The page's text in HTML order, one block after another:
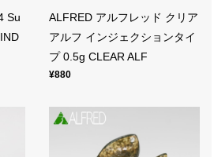
Su
ALFRED アルフレッド クリア
アルフ インジェクションタイ
プ 0.5g CLEAR ALF
¥880